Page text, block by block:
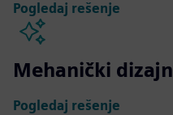
Pogledaj rešenje
Mehanički dizajn
Pogledaj rešenje